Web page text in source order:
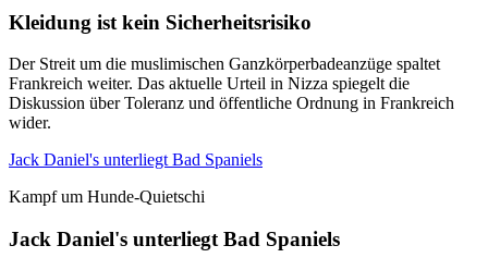
Kleidung ist kein Sicherheitsrisiko
Der Streit um die muslimischen Ganzkörperbadeanzüge spaltet
Frankreich weiter. Das aktuelle Urteil in Nizza spiegelt die
Diskussion über Toleranz und öffentliche Ordnung in Frankreich
wider.
Jack Daniel's unterliegt Bad Spaniels
Kampf um Hunde-Quietschi
Jack Daniel's unterliegt Bad Spaniels